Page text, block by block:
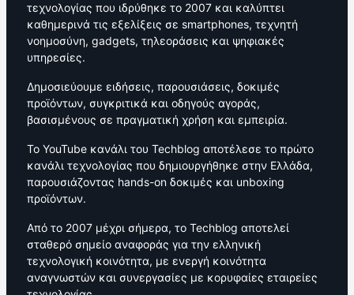
τεχνολογίας που ιδρύθηκε το 2007 και καλύπτει
καθημερινά τις εξελίξεις σε smartphones, τεχνητή
νοημοσύνη, gadgets, τηλεοράσεις και ψηφιακές
υπηρεσίες.
Δημοσιεύουμε ειδήσεις, παρουσιάσεις, δοκιμές
προϊόντων, συγκριτικά και οδηγούς αγοράς,
βασισμένους σε πραγματική χρήση και εμπειρία.
Το YouTube κανάλι του Techblog αποτέλεσε το πρώτο
κανάλι τεχνολογίας που δημιουργήθηκε στην Ελλάδα,
παρουσιάζοντας hands-on δοκιμές και unboxing
προϊόντων.
Από το 2007 μέχρι σήμερα, το Techblog αποτελεί
σταθερό σημείο αναφοράς για την ελληνική
τεχνολογική κοινότητα, με ενεργή κοινότητα
αναγνωστών και συνεργασίες με κορυφαίες εταιρείες